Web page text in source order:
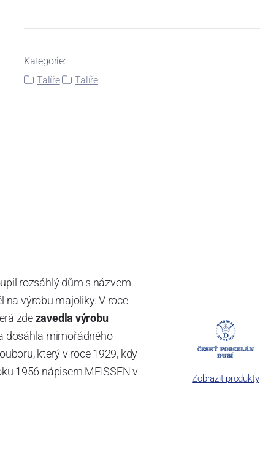
Kategorie:
Talíře
Talíře
rozsáhlý dům s názvem
na výrobu majoliky. V roce
zdezavedla výrobu
dosáhla mimořádného
který v roce 1929, kdy
1956 nápisem MEISSEN v
Zobrazit produkty